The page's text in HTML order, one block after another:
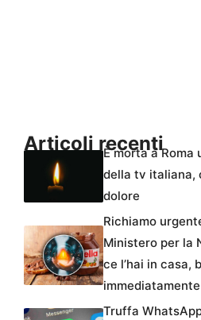
Articoli recenti
È morta a Roma
della tv italiana,
dolore
Richiamo
Ministero per la
ce l’hai in casa,
immediatamente
Truffa